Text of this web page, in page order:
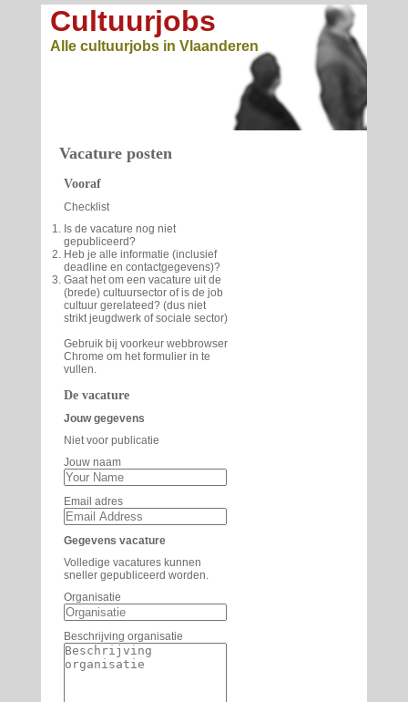
Cultuurjobs
Alle cultuurjobs in Vlaanderen
Vacature posten
Vooraf
Checklist
Is de vacature nog niet
gepubliceerd?
Heb je alle informatie (inclusief
deadline en contactgegevens)?
Gaat het om een vacature uit de
(brede) cultuursector of is de job
cultuur gerelateed? (dus niet
strikt jeugdwerk of sociale sector)
Gebruik bij voorkeur webbrowser
Chrome om het formulier in te
vullen.
De vacature
Jouw gegevens
Niet voor publicatie
Jouw naam
Email adres
Gegevens vacature
Volledige vacatures kunnen
sneller gepubliceerd worden.
Organisatie
Beschrijving organisatie